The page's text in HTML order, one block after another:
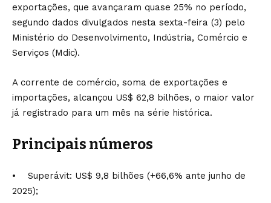
exportações, que avançaram quase 25% no período,
segundo dados divulgados nesta sexta-feira (3) pelo
Ministério do Desenvolvimento, Indústria, Comércio e
Serviços (Mdic).
A corrente de comércio, soma de exportações e
importações, alcançou US$ 62,8 bilhões, o maior valor
já registrado para um mês na série histórica.
Principais números
• Superávit: US$ 9,8 bilhões (+66,6% ante junho de
2025);